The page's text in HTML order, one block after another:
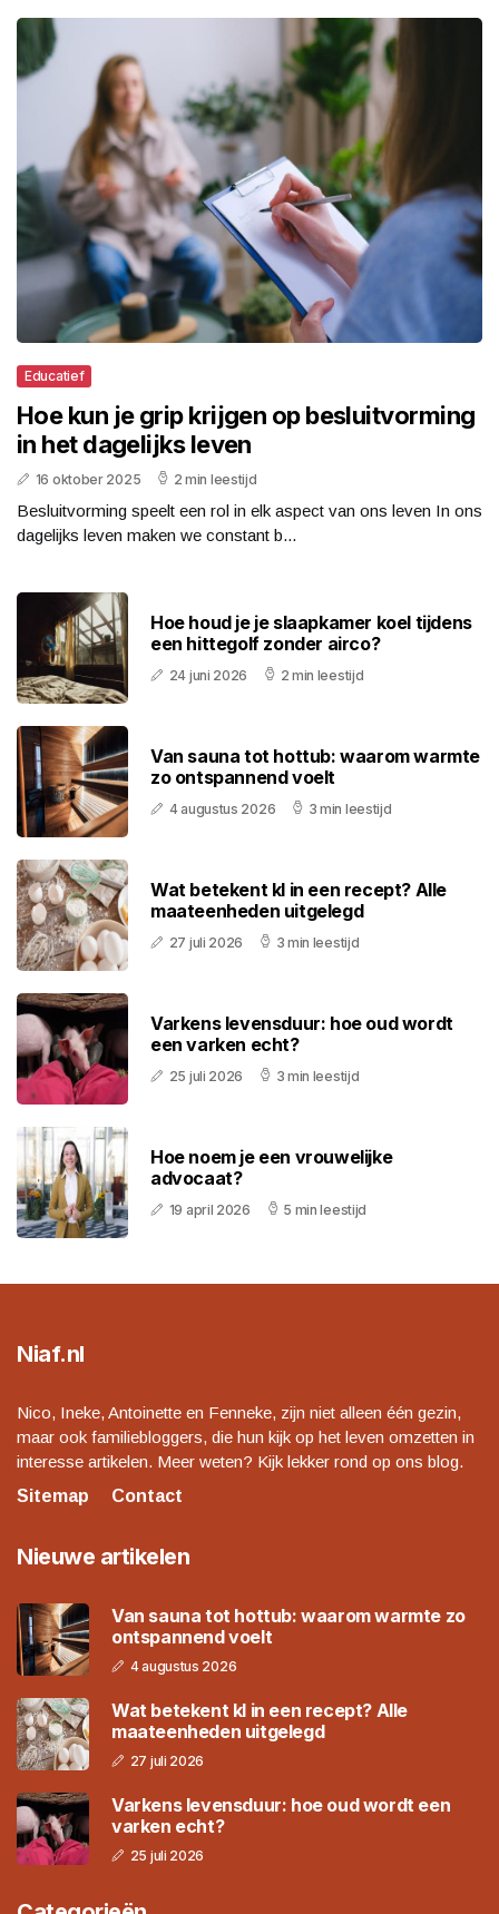
Educatief
Hoe kun je grip krijgen op besluitvorming
in het dagelijks leven
16 oktober 2025 2 min leestijd
Besluitvorming speelt een rol in elk aspect van ons leven In ons
dagelijks leven maken we constant b...
Hoe houd je je slaapkamer koel tijdens
een hittegolf zonder airco?
24 juni 2026 2 min leestijd
Van sauna tot hottub: waarom warmte
zo ontspannend voelt
4 augustus 2026 3 min leestijd
Wat betekent kl in een recept? Alle
maateenheden uitgelegd
27 juli 2026 3 min leestijd
Varkens levensduur: hoe oud wordt
een varken echt?
25 juli 2026 3 min leestijd
Hoe noem je een vrouwelijke
advocaat?
19 april 2026 5 min leestijd
Niaf.nl
Nico, Ineke, Antoinette en Fenneke, zijn niet alleen één gezin,
maar ook familiebloggers, die hun kijk op het leven omzetten in
interesse artikelen. Meer weten? Kijk lekker rond op ons blog.
Sitemap
Contact
Nieuwe artikelen
Van sauna tot hottub: waarom warmte zo
ontspannend voelt
4 augustus 2026
Wat betekent kl in een recept? Alle
maateenheden uitgelegd
27 juli 2026
Varkens levensduur: hoe oud wordt een
varken echt?
25 juli 2026